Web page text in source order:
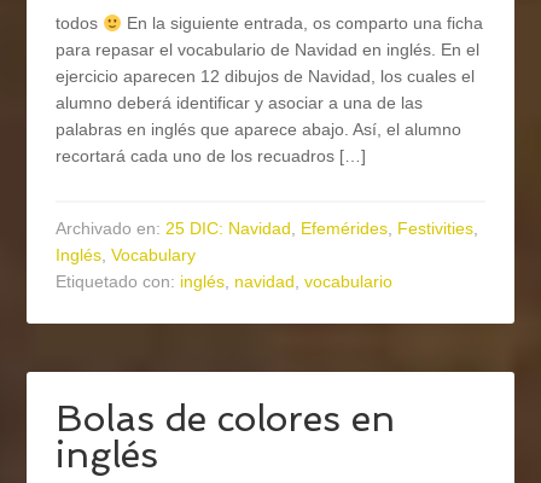
todos
En la siguiente entrada, os comparto una ficha
para repasar el vocabulario de Navidad en inglés. En el
ejercicio aparecen 12 dibujos de Navidad, los cuales el
alumno deberá identificar y asociar a una de las
palabras en inglés que aparece abajo. Así, el alumno
recortará cada uno de los recuadros […]
Archivado en:25 DIC: Navidad, Efemérides, Festivities,
Inglés,Vocabulary
Etiquetado con: inglés, navidad,vocabulario
Bolas de colores en
inglés